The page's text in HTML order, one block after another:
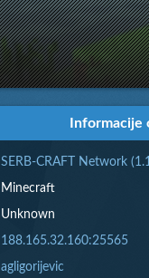
Informacije
SERB-CRAFT Network
Minecraft
Unknown
188.165.32.160:25565
agligorijevic